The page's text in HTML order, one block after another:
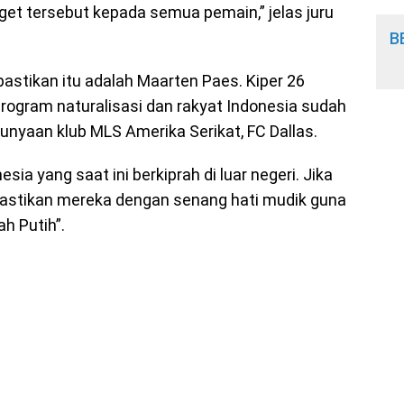
tersebut kepada semua pemain,” jelas juru
itu adalah Maarten Paes. Kiper 26
naturalisasi dan rakyat Indonesia sudah
klub MLS Amerika Serikat, FC Dallas.
yang saat ini berkiprah di luar negeri. Jika
mereka dengan senang hati mudik guna
Putih”.